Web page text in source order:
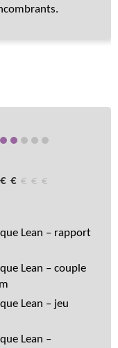
€ € € € €
Lean – rapport
Lean – couple
Lean – jeu
Lean –